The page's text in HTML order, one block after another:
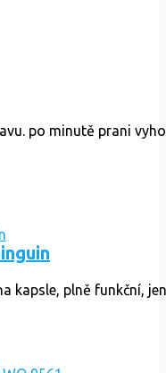
po minutě prani
kapsle, plně funkční,